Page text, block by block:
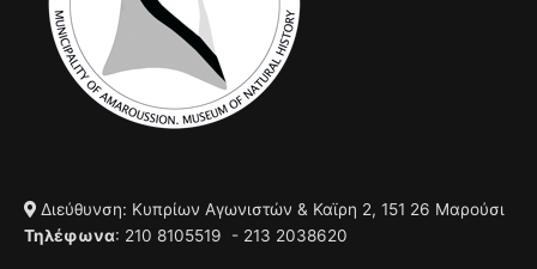
Διεύθυνση: Κυπρίων Αγωνιστών & Καϊρη 2, 151 26 Μαρούσι
Τηλέφωνα: 210 8105519 - 213 2038620